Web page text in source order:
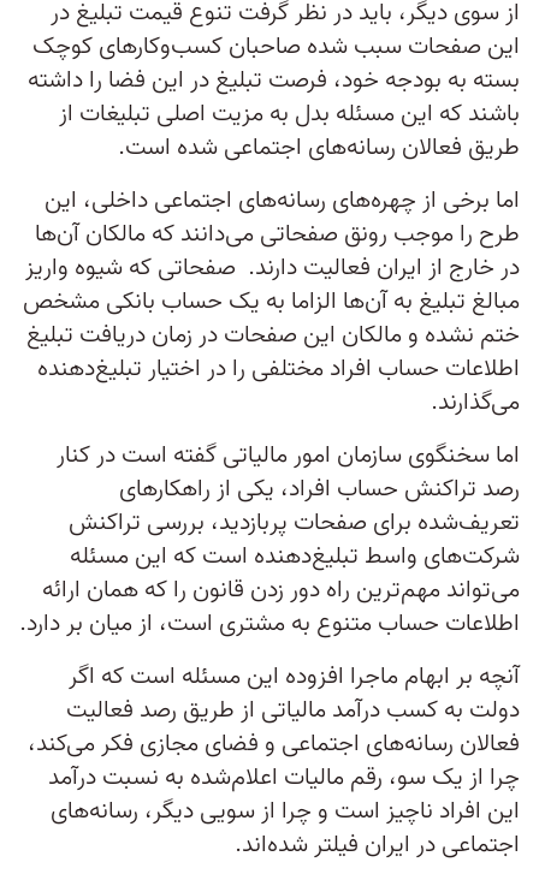
از سوی دیگر، باید در نظر گرفت تنوع قیمت تبلیغ در
این صفحات سبب شده صاحبان کسب‌وکارهای کوچک
بسته به بودجه خود، فرصت تبلیغ در این فضا را داشته
باشند که این مسئله بدل به مزیت اصلی تبلیغات از
طریق فعالان رسانه‌های اجتماعی شده است.
اما برخی از چهره‌های رسانه‌های اجتماعی داخلی، این
طرح را موجب رونق صفحاتی می‌دانند که مالکان آن‌ها
در خارج از ایران فعالیت دارند. صفحاتی که شیوه واریز
مبالغ تبلیغ به آن‌ها الزاما به یک حساب بانکی مشخص
ختم نشده و مالکان این صفحات در زمان دریافت تبلیغ
اطلاعات حساب افراد مختلفی را در اختیار تبلیغ‌دهنده
می‌گذارند.
اما سخنگوی سازمان امور مالیاتی گفته است در کنار
رصد تراکنش حساب افراد، یکی از راهکارهای
تعریف‌شده برای صفحات پربازدید، بررسی تراکنش
شرکت‌های واسط تبلیغ‌دهنده است که این مسئله
می‌تواند مهم‌ترین راه دور زدن قانون را که همان ارائه
اطلاعات حساب متنوع به مشتری است، از میان بر دارد.
آنچه بر ابهام ماجرا افزوده این مسئله است که اگر
دولت به کسب درآمد مالیاتی از طریق رصد فعالیت
فعالان رسانه‌های اجتماعی و فضای مجازی فکر می‌کند،
چرا از یک سو، رقم مالیات اعلام‌شده به نسبت درآمد
این افراد ناچیز است و چرا از سویی دیگر، رسانه‌های
اجتماعی در ایران فیلتر شده‌اند.